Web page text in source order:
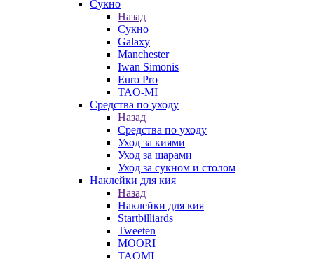
Сукно
Назад
Сукно
Galaxy
Manchester
Iwan Simonis
Euro Pro
TAO-MI
Средства по уходу
Назад
Средства по уходу
Уход за киями
Уход за шарами
Уход за сукном и столом
Наклейки для кия
Назад
Наклейки для кия
Startbilliards
Tweeten
MOORI
TAOMI